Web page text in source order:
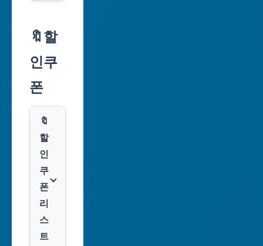
울
특
별
부
산
광
역
시
대
🔖할
인쿠
폰
🔖
할
인
쿠
폰
리
스
트